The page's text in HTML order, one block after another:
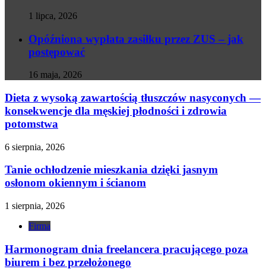
1 lipca, 2026
Opóźniona wypłata zasiłku przez ZUS – jak
postępować
16 maja, 2026
Dieta z wysoką zawartością tłuszczów nasyconych —
konsekwencje dla męskiej płodności i zdrowia
potomstwa
6 sierpnia, 2026
Tanie ochłodzenie mieszkania dzięki jasnym
osłonom okiennym i ścianom
1 sierpnia, 2026
Firma
Harmonogram dnia freelancera pracującego poza
biurem i bez przełożonego